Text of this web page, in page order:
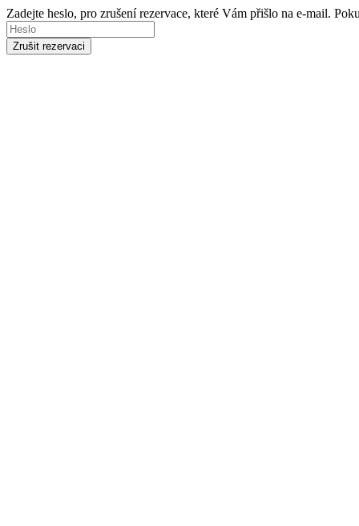
Zadejte heslo, pro zrušení rezervace, které Vám přišlo na e-mail.
Zrušit rezervaci